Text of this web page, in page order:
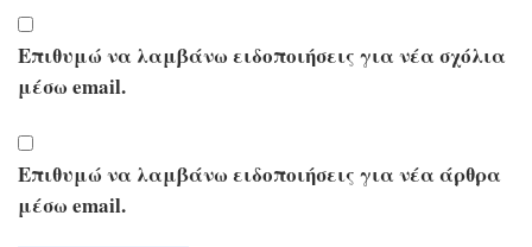
Επιθυμώ να λαμβάνω ειδοποιήσεις για νέα σχόλια
μέσω email.
Επιθυμώ να λαμβάνω ειδοποιήσεις για νέα άρθρα
μέσω email.